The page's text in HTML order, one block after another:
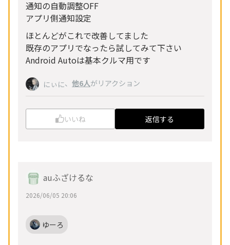
通知の自動調整OFF
アプリ側通知設定
ほとんどがこれで改善してました
既存のアプリでなったら試してみて下さい
Android Autoは基本クルマ用です
にぃに、 他6人がリアクション
いいね 返信する
auふざけるな
2026/06/05 20:06
ゆーろ